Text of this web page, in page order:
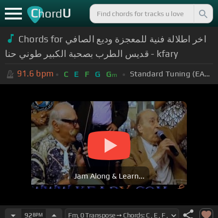
ChordU
Chords for اخر اطلالة فنية للمعجزة وديع الصافي
قديس الطرب بصحبة الكبير طوني حنا - kfary
91.6 bpm C E F G Gm Standard Tuning (EADGBE)
Jam Along & Learn...
92 BPM